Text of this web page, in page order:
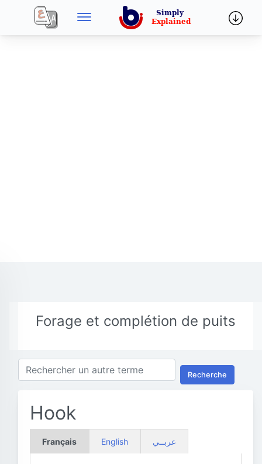
Forage et complétion de puits
Recherche
Hook
Français English عربــي